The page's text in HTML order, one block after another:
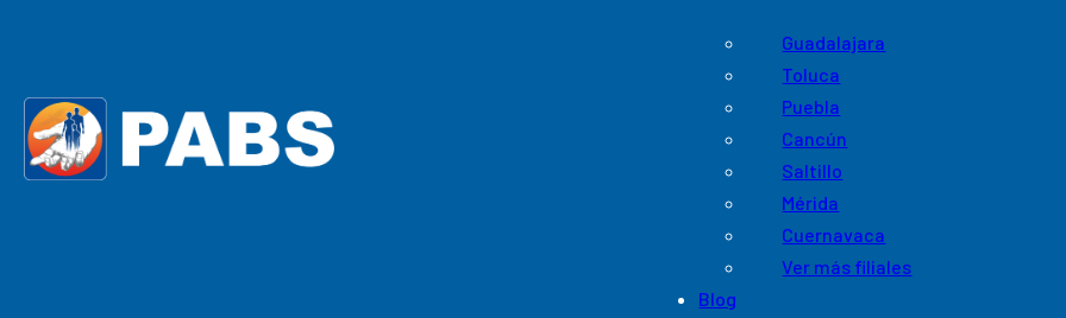
Guadalajara
Toluca
Puebla
Cancún
Saltillo
Mérida
Cuernavaca
Ver más filiales
Blog